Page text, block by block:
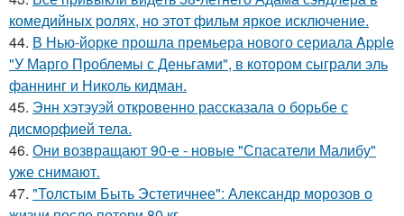
комедийных ролях, но этот фильм яркое исключение.
44. В Нью-йорке прошла премьера нового сериала Apple
"У Марго Проблемы с Деньгами", в котором сыграли эль
фаннинг и Николь кидман.
45. Энн хэтэуэй откровенно рассказала о борьбе с
дисморфией тела.
46. Они возвращают 90-е - новые "Спасатели Малибу"
уже снимают.
47. "Толстым Быть Эстетичнее": Александр морозов о